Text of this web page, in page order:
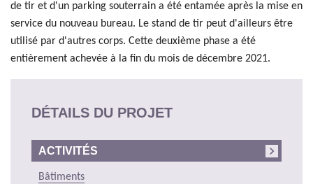
de tir et d'un parking souterrain a été entamée après la mise en
service du nouveau bureau. Le stand de tir peut d'ailleurs être
utilisé par d'autres corps. Cette deuxième phase a été
entièrement achevée à la fin du mois de décembre 2021.
DÉTAILS DU PROJET
ACTIVITÉS
Bâtiments